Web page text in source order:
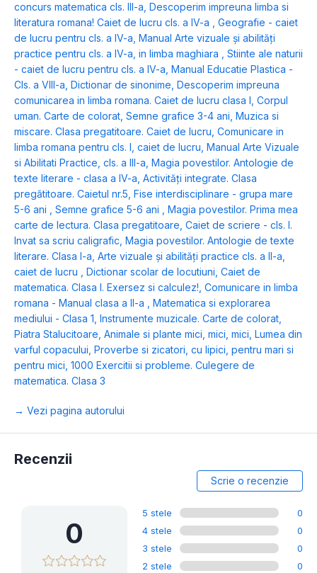
concurs matematica cls. III-a Descoperim impreuna limba si
literatura romana! Caiet de lucru cls. a IV-a
Geografie - caiet
de lucru pentru cls. a IV-a Manual Arte vizuale și abilități
practice pentru cls. a IV-a, in limba maghiara
Stiinte ale naturii
- caiet de lucru pentru cls. a IV-a Manual Educatie Plastica -
Cls. a VIII-a Dictionar de sinonime Descoperim impreuna
comunicarea in limba romana. Caiet de lucru clasa I Corpul
uman. Carte de colorat Semne grafice 3-4 ani Muzica si
miscare. Clasa pregatitoare. Caiet de lucru Comunicare in
limba romana pentru cls. I, caiet de lucru Manual Arte Vizuale
si Abilitati Practice, cls. a III-a Magia povestilor. Antologie de
texte literare - clasa a IV-a Activități integrate. Clasa
pregătitoare. Caietul nr.5 Fise interdisciplinare - grupa mare
5-6 ani
Semne grafice 5-6 ani
Magia povestilor. Prima mea
carte de lectura. Clasa pregatitoare Caiet de scriere - cls. I.
Invat sa scriu caligrafic Magia povestilor. Antologie de texte
literare. Clasa I-a Arte vizuale și abilități practice cls. a II-a,
caiet de lucru
Dictionar scolar de locutiuni Caiet de
matematica. Clasa I. Exersez si calculez! Comunicare in limba
romana - Manual clasa a II-a
Matematica si explorarea
mediului - Clasa 1 Instrumente muzicale. Carte de colorat
Piatra Stalucitoare Animale si plante mici, mici, mici Lumea din
varful copacului Proverbe si zicatori, cu lipici, pentru mari si
pentru mici 1000 Exercitii si probleme. Culegere de
matematica. Clasa 3
→ Vezi pagina autorului
Recenzii
Scrie o recenzie
0
5 stele
0
4 stele
0
3 stele
0
2 stele
0